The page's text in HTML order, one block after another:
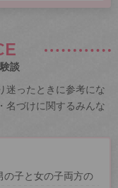
談
迷ったときに参考にな
名づけに関するみんな
の子と女の子両方の